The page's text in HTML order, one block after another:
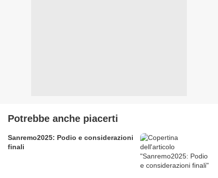
Potrebbe anche piacerti
Sanremo2025: Podio e considerazioni
finali